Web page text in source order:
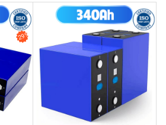
29%